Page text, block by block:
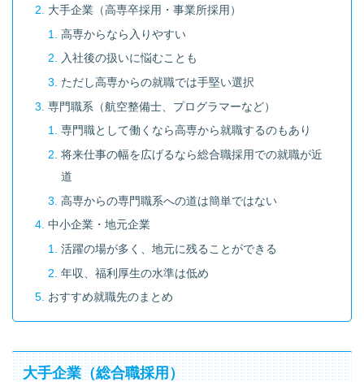
大手企業（高専卒採用・事業所採用）
高専からなら入りやすい
入社後の扱いに悩むことも
ただし高専からの就職では手堅い選択
専門職系（航空整備士、プログラマーなど）
専門職として働くなら高専から就職するのもあり
将来仕事の幅を広げるなら総合職採用での就職が近
道
高専からの専門職系への道は簡単ではない
中小企業・地元企業
活躍の場が多く、地元に残ることができる
年収、福利厚生の水準は低め
おすすめ就職先のまとめ
大手企業（総合職採用）